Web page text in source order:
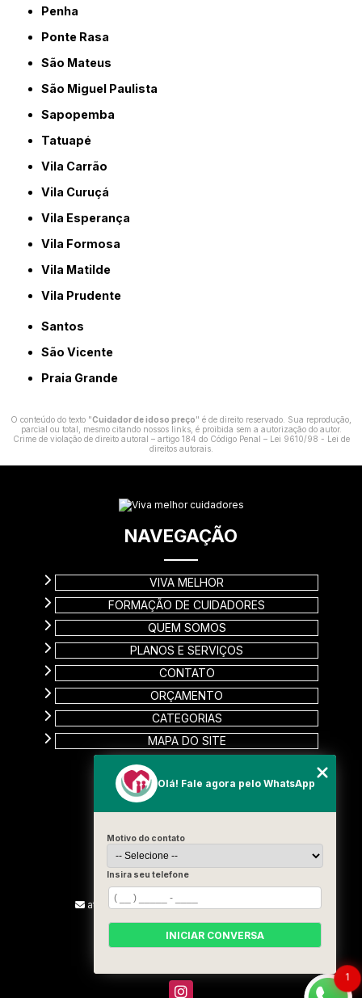
Penha
Ponte Rasa
São Mateus
São Miguel Paulista
Sapopemba
Tatuapé
Vila Carrão
Vila Curuçá
Vila Esperança
Vila Formosa
Vila Matilde
Vila Prudente
Santos
São Vicente
Praia Grande
O conteúdo do texto "Cuidador de idoso preço" é de direito reservado. Sua reprodução,
parcial ou total, mesmo citando nossos links, é proibida sem a autorização do autor.
Crime de violação de direito autoral – artigo 184 do Código Penal – Lei 9610/98 - Lei de
direitos autorais.
NAVEGAÇÃO
VIVA MELHOR
FORMAÇÃO DE CUIDADORES
QUEM SOMOS
PLANOS E SERVIÇOS
CONTATO
ORÇAMENTO
CATEGORIAS
MAPA DO SITE
CONTATO
Santo André - SP
CEP: 09185-510
(11) 99715-3131
(13) 9887-2187
atendimento@vivamelhorcuidadores.com
SIGA-NOS!
1
Olá! Fale agora pelo WhatsApp
Motivo do contato
Insira seu telefone
INICIAR CONVERSA